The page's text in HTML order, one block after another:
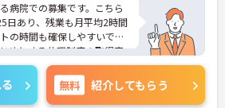
病院での募集です。こちら
日あり、残業も月平均2時間
の時間も確保しやすいで
めとする休暇制度の取得実
仕事を続けたい方におすす
には面接のポイントをお伝
お問い合わせください。
無料 紹介してもらう